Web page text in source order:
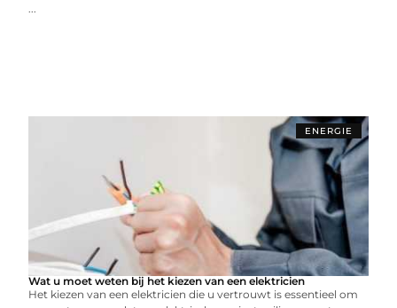
...
ENERGIE
Wat u moet weten bij het kiezen van een elektricien
Het kiezen van een elektricien die u vertrouwt is essentieel om